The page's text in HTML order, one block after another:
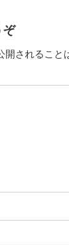
ぞ
開されること